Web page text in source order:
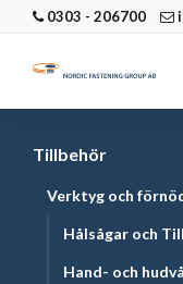
0303 - 206700
Tillbehör
Verktyg och
Hålsågar och
Hand- och